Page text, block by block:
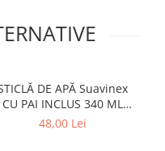
DE APĂ Suavinex
CU PAI INCLUS 340 ML
SUAVINEX FOREST Pink
48,00 Lei